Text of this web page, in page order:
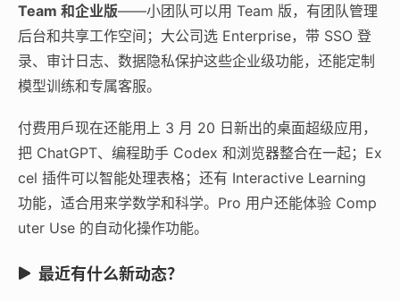
Team 和企业版——小团队可以用 Team 版，有团队管理
后台和共享工作空间；大公司选 Enterprise，带 SSO 登
录、审计日志、数据隐私保护这些企业级功能，还能定制
模型训练和专属客服。
付费用戶现在还能用上 3 月 20 日新出的桌面超级应用，
把 ChatGPT、编程助手 Codex 和浏览器整合在一起；Ex
cel 插件可以智能处理表格；还有 Interactive Learning
功能，适合用来学数学和科学。Pro 用户还能体验 Comp
uter Use 的自动化操作功能。
最近有什么新动态？